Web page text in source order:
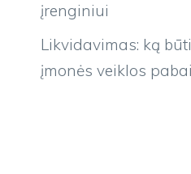
įrenginiui
Likvidavimas: ką
įmonės veiklos